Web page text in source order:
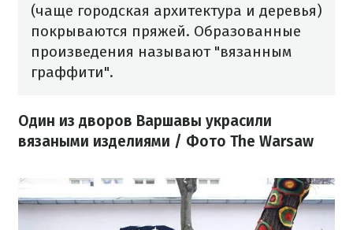
(чаще городская архитектура и деревья)
покрываются пряжей. Образованные
произведения называют "вязанным
граффити".
Один из дворов Варшавы украсили
вязаными изделиями / Фото The Warsaw